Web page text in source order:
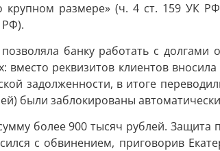
размере» (ч. 4 ст. 159 УК
РФ).
банку работать с долгами
реквизитов клиентов
задолженности, в итоге
были заблокированы
более 900 тысяч рублей. Защита
с обвинением, приговорив